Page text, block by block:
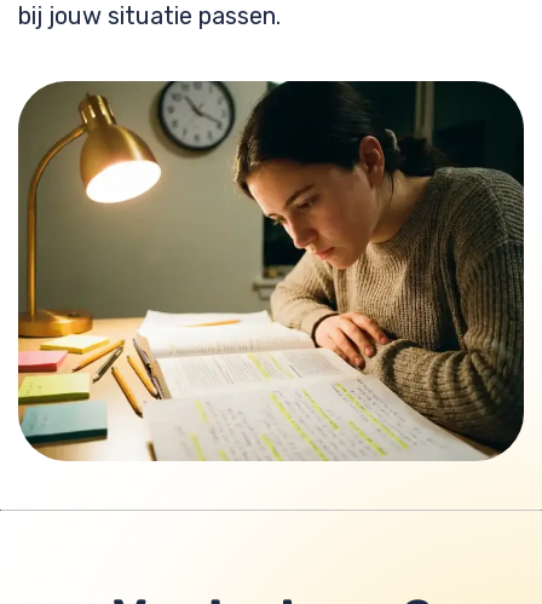
bij jouw situatie passen.